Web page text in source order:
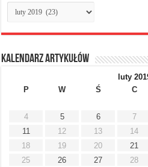
Archiwum
miesięczne
Kalendarz artykułów
luty
P
W Ś C
4
5 6 7
11
12 13 14
18
19 20 21
25
26 27
28